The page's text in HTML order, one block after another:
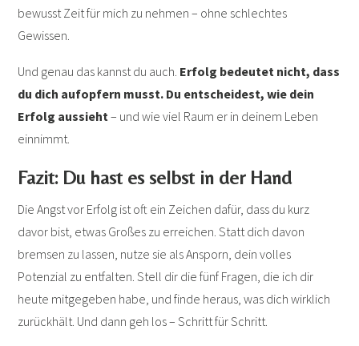
bewusst Zeit für mich zu nehmen – ohne schlechtes
Gewissen.
Und genau das kannst du auch. Erfolg bedeutet nicht, dass
du dich aufopfern musst. Du entscheidest, wie dein
Erfolg aussieht– und wie viel Raum er in deinem Leben
einnimmt.
Fazit: Du hast es selbst in der Hand
Die Angst vor Erfolg ist oft ein Zeichen dafür, dass du kurz
davor bist, etwas Großes zu erreichen. Statt dich davon
bremsen zu lassen, nutze sie als Ansporn, dein volles
Potenzial zu entfalten. Stell dir die fünf Fragen, die ich dir
heute mitgegeben habe, und finde heraus, was dich wirklich
zurückhält. Und dann geh los – Schritt für Schritt.